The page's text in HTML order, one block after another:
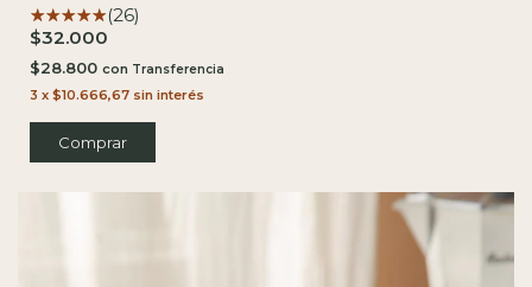
(26)
$32.000
$28.800 con
3 x $10.666,67 sin interés
Comprar